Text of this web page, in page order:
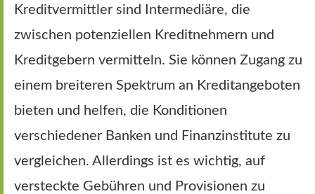
Kreditvermittler sind Intermediäre, die
zwischen potenziellen Kreditnehmern und
Kreditgebern vermitteln. Sie können Zugang zu
einem breiteren Spektrum an Kreditangeboten
bieten und helfen, die Konditionen
verschiedener Banken und Finanzinstitute zu
vergleichen. Allerdings ist es wichtig, auf
versteckte Gebühren und Provisionen zu